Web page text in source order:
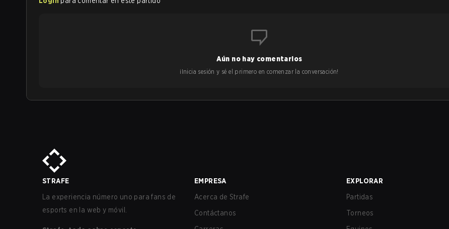
Aún no hay comentarios
¡Inicia sesión y sé el primero en comenzar la conversación!
STRAFE
La experiencia número uno para fans de
esports en la web y móvil.
EMPRESA
Acerca de Strafe
Contáctanos
EXPLORAR
Partidas
Torneos